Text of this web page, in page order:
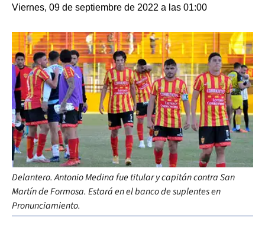
Viernes, 09 de septiembre de 2022 a las 01:00
Delantero. Antonio Medina fue titular y capitán contra San
Martín de Formosa. Estará en el banco de suplentes en
Pronunciamiento.